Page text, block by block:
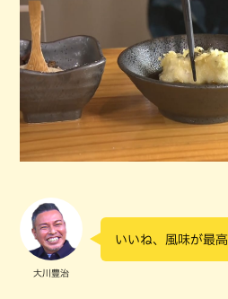
大川豊治
いいね、風味が最高